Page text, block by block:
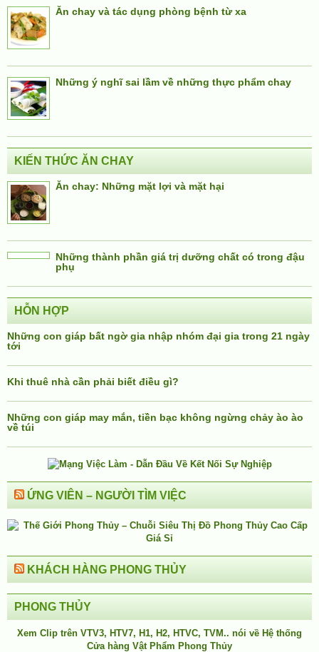
Ăn chay và tác dụng phòng bệnh từ xa
Những ý nghĩ sai lầm về những thực phẩm chay
KIẾN THỨC ĂN CHAY
Ăn chay: Những mặt lợi và mặt hại
Những thành phần giá trị dưỡng chất có trong đậu
phụ
HỖN HỢP
Những con giáp bất ngờ gia nhập nhóm đại gia trong 21 ngày
tới
Khi thuê nhà cần phải biết điều gì?
Những con giáp may mắn, tiền bạc không ngừng chảy ào ào
về túi
ỨNG VIÊN – NGƯỜI TÌM VIỆC
KHÁCH HÀNG PHONG THỦY
PHONG THỦY
Xem Clip trên VTV3, HTV7, H1, H2, HTVC, TVM.. nói về Hệ thống
Cửa hàng Vật Phẩm Phong Thủy